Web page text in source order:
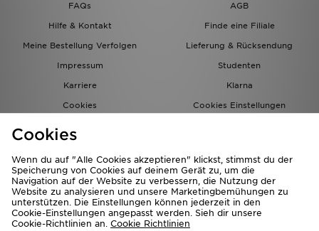
FAQs
AGB
Hilfe & Kontakt
Finde eine Filiale
Meine Bestellung Verfolgen
Lieferung & Rücksendung
Impressum
Studenten
Karriere
Klarna
Cookies
Cookies Einstellungen
Cookies
Wenn du auf "Alle Cookies akzeptieren" klickst, stimmst du der
Speicherung von Cookies auf deinem Gerät zu, um die
Navigation auf der Website zu verbessern, die Nutzung der
Website zu analysieren und unsere Marketingbemühungen zu
unterstützen. Die Einstellungen können jederzeit in den
Cookie-Einstellungen angepasst werden. Sieh dir unsere
Cookie-Richtlinien an. Cookie Richtlinien